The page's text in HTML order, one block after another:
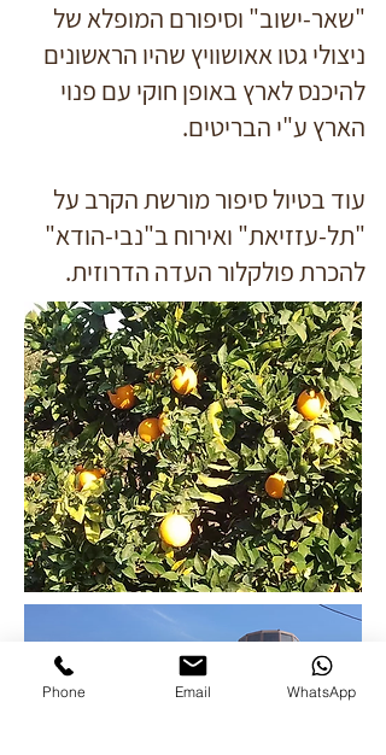
"שאר-ישוב" וסיפורם המופלא של
ניצולי גטו אאושוויץ שהיו הראשונים
להיכנס לארץ באופן חוקי עם פנוי
הארץ ע"י הבריטים.
עוד בטיול סיפור מורשת הקרב על
"תל-עזזיאת" ואירוח ב"נבי-הודא"
להכרת פולקלור העדה הדרוזית.
Phone Email WhatsApp